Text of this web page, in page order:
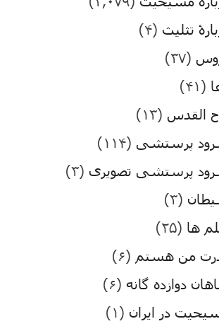
تثلیث (۴)
(۳۷)
(۴۱)
القدس (۱۳)
پرستشی (۱۱۴)
پرستشی تصویری (۳)
(۳)
ها (۲۵)
من هستم (۶)
دوازده گانه (۶)
در ایران (۱)